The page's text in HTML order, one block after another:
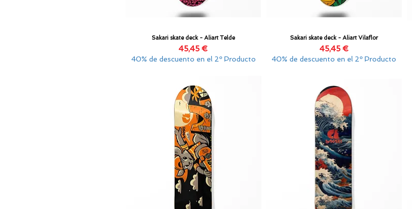
Vista rápida
Sakari skate deck - Aliart Telde
Precio
45,45 €
40% de descuento en el 2º Producto
Vista rápida
Sakari skate deck - Aliart Vilaflor
Precio
45,45 €
40% de descuento en el 2º Producto